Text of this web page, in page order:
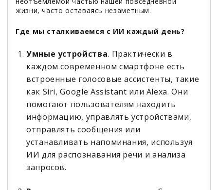
жизни, часто оставаясь незаметным.
Где мы сталкиваемся с ИИ каждый день?
Умные устройства. Практически в
каждом современном смартфоне есть
встроенные голосовые ассистенты, такие
как Siri, Google Assistant или Alexa. Они
помогают пользователям находить
информацию, управлять устройствами,
отправлять сообщения или
устанавливать напоминания, используя
ИИ для распознавания речи и анализа
запросов.